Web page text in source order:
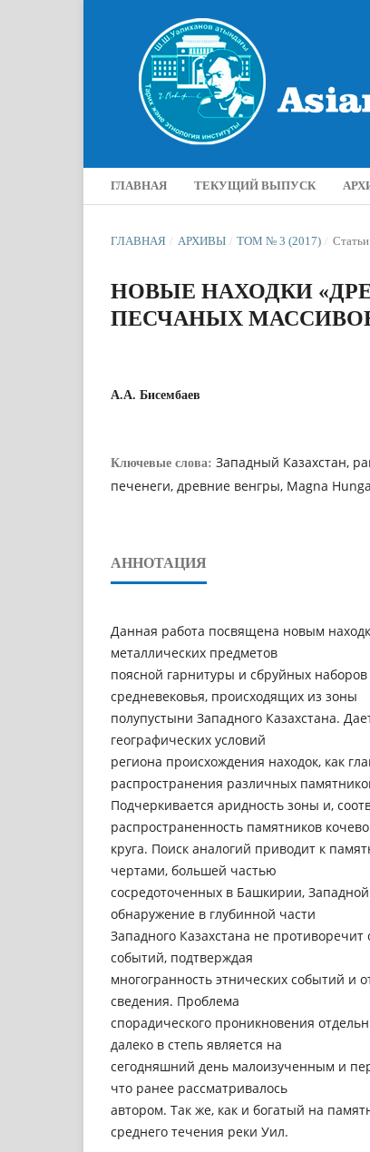
ГЛАВНАЯ ТЕКУЩИЙ ВЫПУСК
ГЛАВНАЯ / АРХИВЫ / ТОМ № 3 (2017) / Статьи
НОВЫЕ НАХОДКИ
ПЕСЧАНЫХ
А.А. Бисембаев
Ключевые слова: Западный Казахстан,
печенеги, древние венгры, Magna
АННОТАЦИЯ
Данная работа посвящена новым
металлических предметов
поясной гарнитуры и сбруйных
средневековья, происходящих из зоны
полупустыни Западного Казахстана.
географических условий
региона происхождения находок, как
распространения различных
Подчеркивается аридность зоны и,
распространенность памятников
круга. Поиск аналогий приводит к
чертами, большей частью
сосредоточенных в Башкирии,
обнаружение в глубинной части
Западного Казахстана не
событий, подтверждая
многогранность этнических событий
сведения. Проблема
спорадического проникновения
далеко в степь является на
сегодняшний день малоизученным и
что ранее рассматривалось
автором. Так же, как и богатый на
среднего течения реки Уил.